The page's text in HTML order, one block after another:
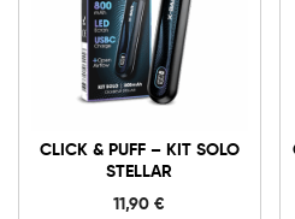
CLICK & PUFF – KIT SOLO
STELLAR
11,90€
Click
Puff
STELLAR
quantità